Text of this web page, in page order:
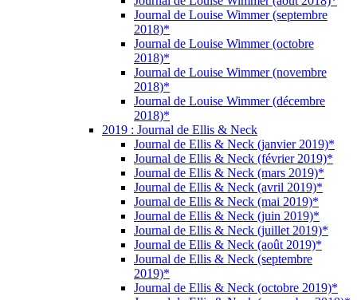
Journal de Louise Wimmer (septembre
2018)*
Journal de Louise Wimmer (octobre
2018)*
Journal de Louise Wimmer (novembre
2018)*
Journal de Louise Wimmer (décembre
2018)*
2019 : Journal de Ellis & Neck
Journal de Ellis & Neck (janvier 2019)*
Journal de Ellis & Neck (février 2019)*
Journal de Ellis & Neck (mars 2019)*
Journal de Ellis & Neck (avril 2019)*
Journal de Ellis & Neck (mai 2019)*
Journal de Ellis & Neck (juin 2019)*
Journal de Ellis & Neck (juillet 2019)*
Journal de Ellis & Neck (août 2019)*
Journal de Ellis & Neck (septembre
2019)*
Journal de Ellis & Neck (octobre 2019)*